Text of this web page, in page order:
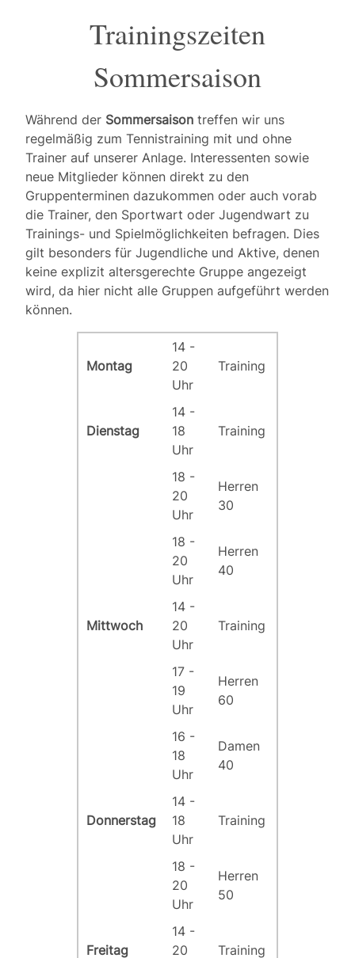
Trainingszeiten
Sommersaison
Während der Sommersaison treffen wir uns
regelmäßig zum Tennistraining mit und ohne
Trainer auf unserer Anlage. Interessenten sowie
neue Mitglieder können direkt zu den
Gruppenterminen dazukommen oder auch vorab
die Trainer, den Sportwart oder Jugendwart zu
Trainings- und Spielmöglichkeiten befragen. Dies
gilt besonders für Jugendliche und Aktive, denen
keine explizit altersgerechte Gruppe angezeigt
wird, da hier nicht alle Gruppen aufgeführt werden
können.
Montag
14 -
20
Uhr
Training
Dienstag
14 -
18
Uhr
Training
18 -
20
Uhr
Herren
30
18 -
20
Uhr
Herren
40
Mittwoch
14 -
20
Uhr
Training
17 -
19
Uhr
Herren
60
16 -
18
Uhr
Damen
40
Donnerstag
14 -
18
Uhr
Training
18 -
20
Uhr
Herren
50
Freitag
14 -
20
Training